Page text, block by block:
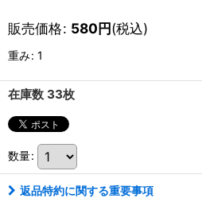
販売価格: 580円(税込)
重み: 1
在庫数 33枚
数量:
返品特約に関する重要事項